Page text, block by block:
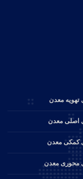
معدن
اصلی معدن
کمکی معدن
محوری معدن